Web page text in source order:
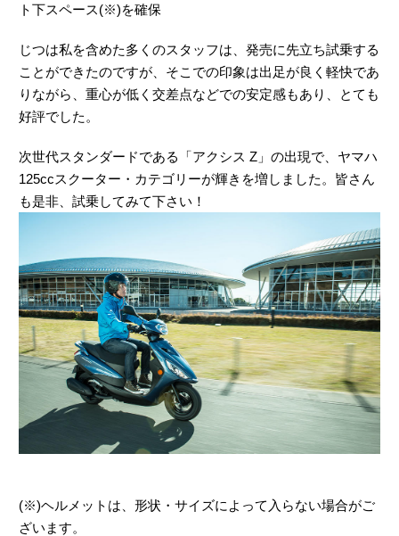
ト下スペース(※)を確保
じつは私を含めた多くのスタッフは、発売に先立ち試乗する
ことができたのですが、そこでの印象は出足が良く軽快であ
りながら、重心が低く交差点などでの安定感もあり、とても
好評でした。
次世代スタンダードである「アクシス Z」の出現で、ヤマハ
125ccスクーター・カテゴリーが輝きを増しました。皆さん
も是非、試乗してみて下さい！
(※)ヘルメットは、形状・サイズによって入らない場合がご
ざいます。